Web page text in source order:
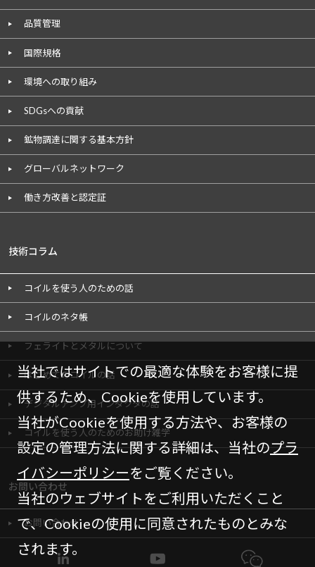
当社ではサイトでの最適な体験をお客様に提
供するため、Cookieを使用しています。
当社がCookieを使用する方法や、お客様の
設定の管理方法に関する詳細は、当社のプラ
イバシーポリシーをご覧ください。
当社のウェブサイトをご利用いただくこと
で、Cookieの使用に同意されたものとみな
されます。
品質管理
国際規格
環境への取り組み
SDGsへの貢献
鉱物調達に関する基本方針
グローバルネットワーク
働き方改善と認定証
技術コラム
コイルを使う人のための話
コイルのネタ帳
フェライトとメタルについて
はじめてのコイルの話
デジタルアンプ用インダクタの話
コイルを使う人のためのお助け雑学
お問い合わせ
お問い合わせ